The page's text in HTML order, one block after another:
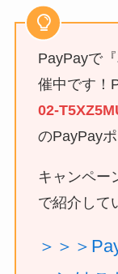
PayPayで
催中です！
02-
のPayPay
キャンペー
で紹介して
＞＞＞